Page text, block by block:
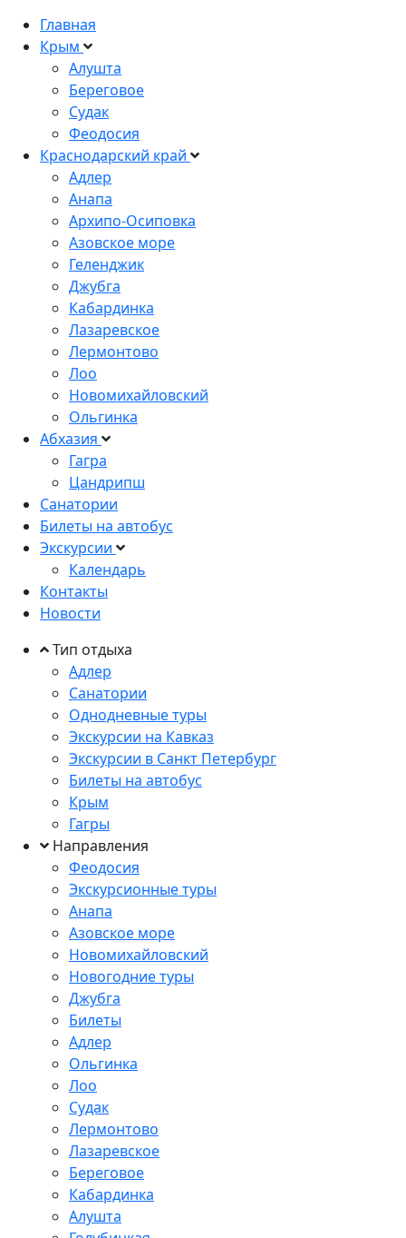
Главная
Крым
Алушта
Береговое
Судак
Феодосия
Краснодарский край
Адлер
Анапа
Архипо-Осиповка
Азовское море
Геленджик
Джубга
Кабардинка
Лазаревское
Лермонтово
Лоо
Новомихайловский
Ольгинка
Абхазия
Гагра
Цандрипш
Санатории
Билеты на автобус
Экскурсии
Календарь
Контакты
Новости
Тип отдыха
Адлер
Санатории
Однодневные туры
Экскурсии на Кавказ
Экскурсии в Санкт Петербург
Билеты на автобус
Крым
Гагры
Направления
Феодосия
Экскурсионные туры
Анапа
Азовское море
Новомихайловский
Новогодние туры
Джубга
Билеты
Адлер
Ольгинка
Лоо
Судак
Лермонтово
Лазаревское
Береговое
Кабардинка
Алушта